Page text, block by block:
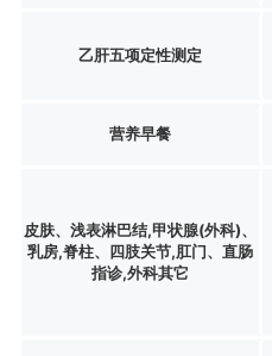
乙肝五项定性测定
营养早餐
皮肤、浅表淋巴结,甲状腺(外科)、
乳房,脊柱、四肢关节,肛门、直肠
指诊,外科其它